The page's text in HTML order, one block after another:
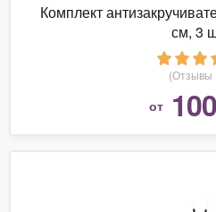
Комплект
см, 3
(Отзывы
от 100